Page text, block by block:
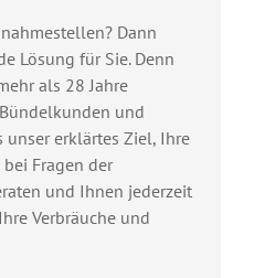
Dann
Lösung für Sie. Denn
als 28 Jahre
und
unser erklärtes Ziel, Ihre
Fragen der
und Ihnen jederzeit
Verbräuche und